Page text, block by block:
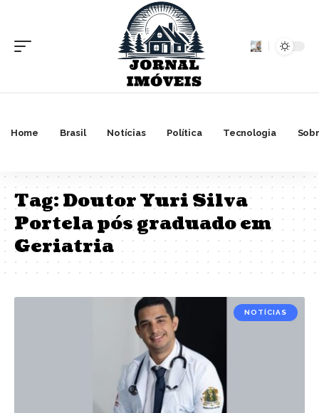
Home Brasil Notícias Política Tecnologia
Tag:Doutor Yuri Silva
Portela pós graduado em
Geriatria
NOTÍCIAS